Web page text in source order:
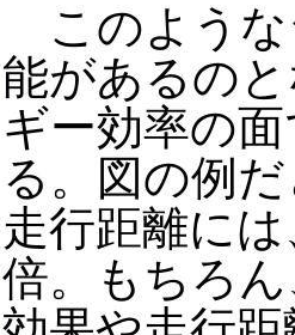
このような
能があるの
ギー効率の
る。図の例
走行距離に
倍。もちろ